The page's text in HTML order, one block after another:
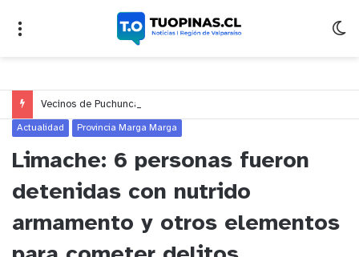
Actualidad Provincia Marga Marga
Limache: 6 personas fueron
detenidas con nutrido
armamento y otros elementos